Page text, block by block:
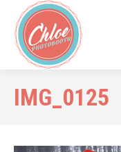
IMG_0125